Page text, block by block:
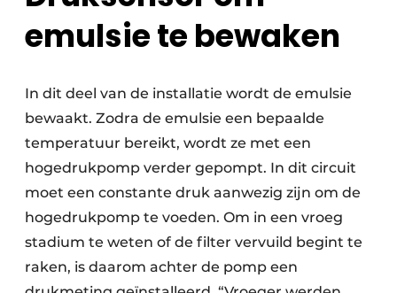
emulsie te bewaken
In dit deel van de installatie wordt de emulsie
bewaakt. Zodra de emulsie een bepaalde
temperatuur bereikt, wordt ze met een
hogedrukpomp verder gepompt. In dit circuit
moet een constante druk aanwezig zijn om de
hogedrukpomp te voeden. Om in een vroeg
stadium te weten of de filter vervuild begint te
raken, is daarom achter de pomp een